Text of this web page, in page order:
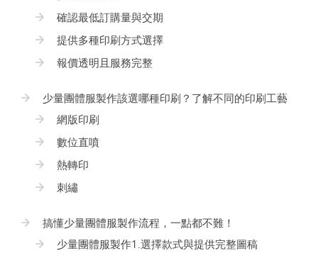
確認最低訂購量與交期
提供多種印刷方式選擇
報價透明且服務完整
少量團體服製作該選哪種印刷？了解不同的印刷工藝
網版印刷
數位直噴
熱轉印
刺繡
搞懂少量團體服製作流程，一點都不難！
少量團體服製作1.選擇款式與提供完整圖稿